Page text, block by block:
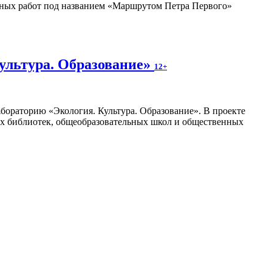
работ под названием «Маршрутом Петра Первого»
Образование» 12+
«Экология. Культура. Образование». В проекте
библиотек, общеобразовательных школ и общественных